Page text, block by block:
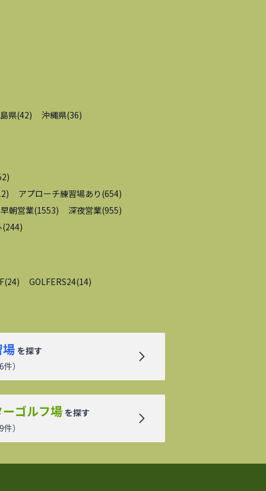
県(42) 沖縄県(36)
)
) アプローチ練習場あり (654)
早朝営業(1553) 深夜営業(955)
(244)
(24) GOLFERS24(14)
を探す
件）
ゴルフ場 を探す
件）